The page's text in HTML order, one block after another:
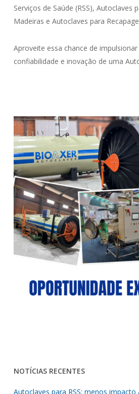
Serviços de Saúde (RSS), Autoclaves
Madeiras e Autoclaves para
Aproveite essa chance de
confiabilidade e inovação de uma
NOTÍCIAS RECENTES
Autoclaves para RSS: menos impacto